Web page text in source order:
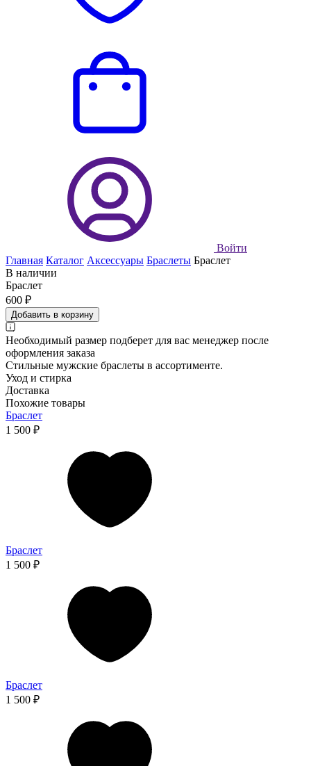
Войти
Главная Каталог Аксессуары Браслеты Браслет
В наличии
Браслет
600 ₽
Добавить в корзину
Необходимый размер подберет для вас менеджер после
оформления заказа
Стильные мужские браслеты в ассортименте.
Уход и стирка
Доставка
Похожие товары
Браслет
1 500 ₽
Браслет
1 500 ₽
Браслет
1 500 ₽